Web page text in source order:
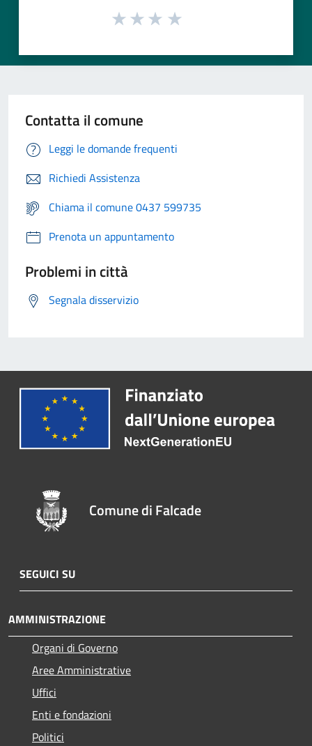
Contatta il comune
Leggi le domande frequenti
Richiedi Assistenza
Chiama il comune 0437 599735
Prenota un appuntamento
Problemi in città
Segnala disservizio
Comune di Falcade
SEGUICI SU
AMMINISTRAZIONE
Organi di Governo
Aree Amministrative
Uffici
Enti e fondazioni
Politici